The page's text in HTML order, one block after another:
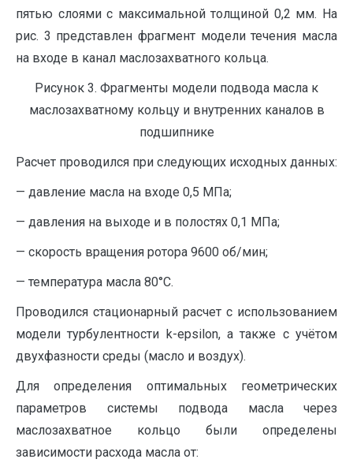
пятью слоями с максимальной толщиной 0,2 мм. На
рис. 3 представлен фрагмент модели течения масла
на входе в канал маслозахватного кольца.
Рисунок 3. Фрагменты модели подвода масла к
маслозахватному кольцу и внутренних каналов в
подшипнике
Расчет проводился при следующих исходных данных:
— давление масла на входе 0,5 МПа;
— давления на выходе и в полостях 0,1 МПа;
— скорость вращения ротора 9600 об/мин;
— температура масла 80°С.
Проводился стационарный расчет с использованием
модели турбулентности k-epsilon, а также с учётом
двухфазности среды (масло и воздух).
Для определения оптимальных геометрических
параметров системы подвода масла через
маслозахватное кольцо были определены
зависимости расхода масла от: